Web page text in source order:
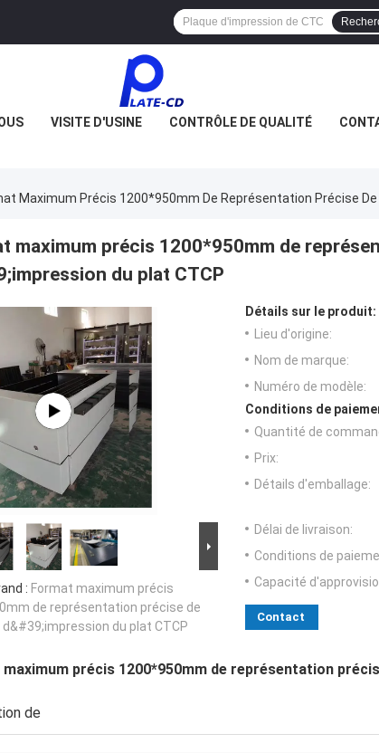
VISITE D'USINE CONTRÔLE DE QUALITÉ
Maximum Précis 1200*950mm De Représentation Précise
maximum précis 1200*950mm de
du plat CTCP
: Format maximum précis
de représentation précise de
du plat CTCP
Détails sur le produit:
Lieu d'origine:
Nom de marque:
Numéro de modèle:
Conditions de
Quantité de
Prix:
Détails d'emballage:
Délai de livraison:
Conditions de
Capacité
Contact
maximum précis 1200*950mm de représentation
de